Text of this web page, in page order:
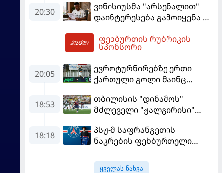
"ბარსელონაში" გადადის
20:30
ვინისიუსმა "არსენალით"
დაინტერესება გამოიყენა და
მომგებიანად გააგრძელა
ფეხბურთის რუბრიკის
სპონსორი
20:05
ევროტურნირებზე ერთი
ქართული გოლი მაინც
18:53
თბილისის "დინამოს"
მძლეველი "ჟალგირისი"
განადგურდა
18:18
პსჟ-მ საფრანგეთის
ნაკრების ფეხბურთელი
ყველას ნახვა